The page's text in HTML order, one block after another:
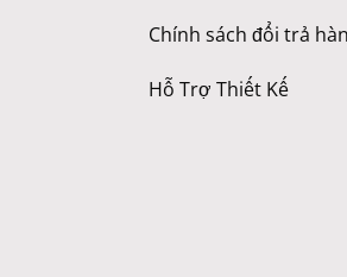
Chính sách đổi trả
Hỗ Trợ Thiết Kế